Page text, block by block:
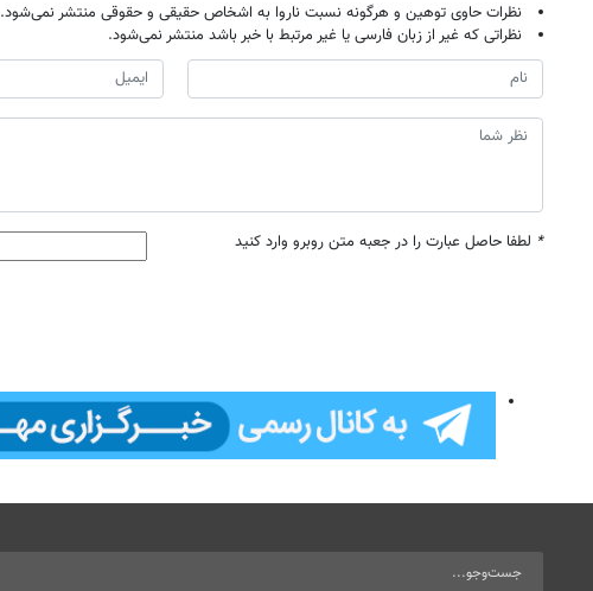
نظرات حاوی توهین و هرگونه نسبت ناروا به اشخاص حقیقی و حقوقی منتشر نمی‌شود.
نظراتی که غیر از زبان فارسی یا غیر مرتبط با خبر باشد منتشر نمی‌شود.
* لطفا حاصل عبارت را در جعبه متن روبرو وارد کنید